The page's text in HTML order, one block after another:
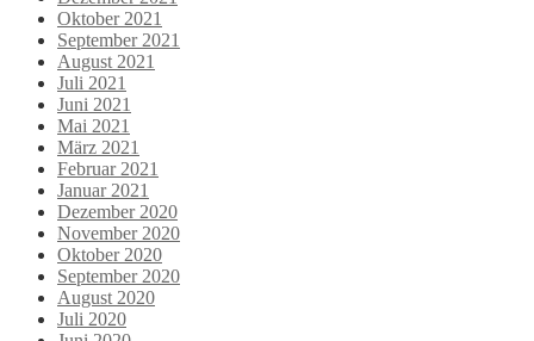
Oktober 2021
September 2021
August 2021
Juli 2021
Juni 2021
Mai 2021
März 2021
Februar 2021
Januar 2021
Dezember 2020
November 2020
Oktober 2020
September 2020
August 2020
Juli 2020